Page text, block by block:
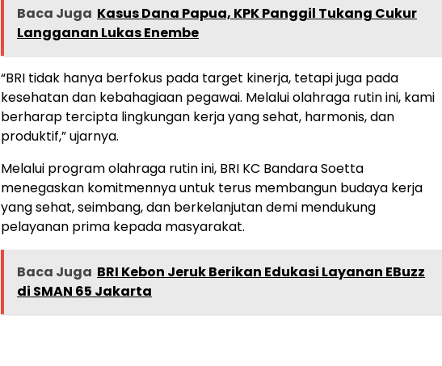
Baca Juga Kasus Dana Papua, KPK Panggil Tukang Cukur
Langganan Lukas Enembe
“BRI tidak hanya berfokus pada target kinerja, tetapi juga pada
kesehatan dan kebahagiaan pegawai. Melalui olahraga rutin ini, kami
berharap tercipta lingkungan kerja yang sehat, harmonis, dan
produktif,” ujarnya.
Melalui program olahraga rutin ini, BRI KC Bandara Soetta
menegaskan komitmennya untuk terus membangun budaya kerja
yang sehat, seimbang, dan berkelanjutan demi mendukung
pelayanan prima kepada masyarakat.
Baca Juga BRI Kebon Jeruk Berikan Edukasi Layanan EBuzz
di SMAN 65 Jakarta